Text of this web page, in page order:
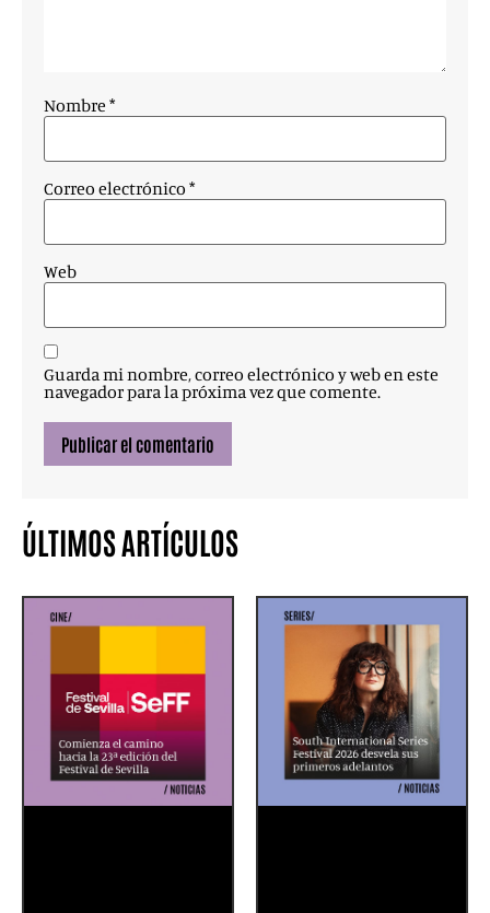
Nombre *
Correo electrónico *
Web
Guarda mi nombre, correo electrónico y web en este
navegador para la próxima vez que comente.
ÚLTIMOS ARTÍCULOS